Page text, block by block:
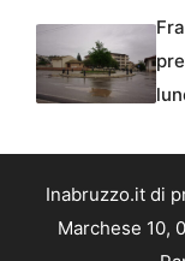
Inabruzzo.it di
Marchese 10,